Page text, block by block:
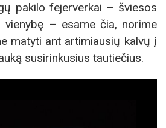
pakilo fejerverkai – šviesos
vienybę – esame čia, norime
matyti ant artimiausių kalvų į
susirinkusius tautiečius.